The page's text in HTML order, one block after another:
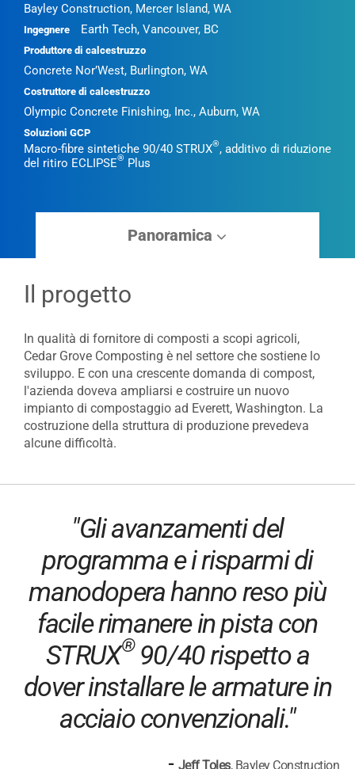
Bayley Construction, Mercer Island, WA
Ingegnere Earth Tech, Vancouver, BC
Produttore di calcestruzzo
Concrete Nor’West, Burlington, WA
Costruttore di calcestruzzo
Olympic Concrete Finishing, Inc., Auburn, WA
Soluzioni GCP
Macro-fibre sintetiche 90/40 STRUX®, additivo di riduzione
del ritiro ECLIPSE® Plus
Panoramica
Il progetto
In qualità di fornitore di composti a scopi agricoli,
Cedar Grove Composting è nel settore che sostiene lo
sviluppo. E con una crescente domanda di compost,
l'azienda doveva ampliarsi e costruire un nuovo
impianto di compostaggio ad Everett, Washington. La
costruzione della struttura di produzione prevedeva
alcune difficoltà.
"Gli avanzamenti del
programma e i risparmi di
manodopera hanno reso più
facile rimanere in pista con
STRUX®90/40 rispetto a
dover installare le armature in
acciaio convenzionali."
- Jeff Toles, Bayley Construction